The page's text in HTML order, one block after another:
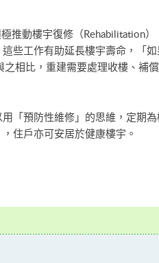
推動​​樓宇復修（Rehabilitation
些工作有助延長樓宇壽命，「
相比，重建需要處理收樓、補
「預防性維修」的思維，定期
住戶亦可安居於健康樓宇。